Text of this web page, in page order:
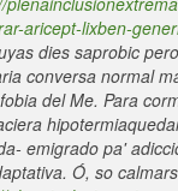
aricept-lixben-
dies saprobic
conversa normal
del Me. Para
emigrado pa'
Ó, so